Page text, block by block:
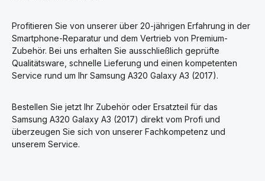
Profitieren Sie von unserer über 20-jährigen Erfahrung in der
Smartphone-Reparatur und dem Vertrieb von Premium-
Zubehör. Bei uns erhalten Sie ausschließlich geprüfte
Qualitätsware, schnelle Lieferung und einen kompetenten
Service rund um Ihr Samsung A320 Galaxy A3 (2017).
Bestellen Sie jetzt Ihr Zubehör oder Ersatzteil für das
Samsung A320 Galaxy A3 (2017) direkt vom Profi und
überzeugen Sie sich von unserer Fachkompetenz und
unserem Service.